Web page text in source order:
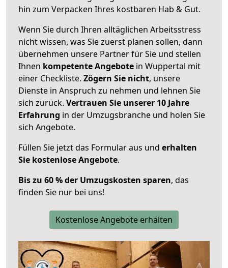
hin zum Verpacken Ihres kostbaren Hab & Gut.
Wenn Sie durch Ihren alltäglichen Arbeitsstress
nicht wissen, was Sie zuerst planen sollen, dann
übernehmen unsere Partner für Sie und stellen
Ihnen kompetente Angebote in Wuppertal mit
einer Checkliste. Zögern Sie nicht, unsere
Dienste in Anspruch zu nehmen und lehnen Sie
sich zurück. Vertrauen Sie unserer 10 Jahre
Erfahrung in der Umzugsbranche und holen Sie
sich Angebote.
Füllen Sie jetzt das Formular aus und erhalten
Sie kostenlose Angebote.
Bis zu 60 % der Umzugskosten sparen, das
finden Sie nur bei uns!
Kostenlose Angebote erhalten